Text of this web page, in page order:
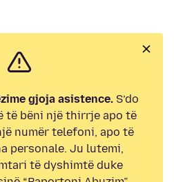
gjoja asistence.S’do
të bëni një thirrje apo të
numër telefoni, apo të
personale. Ju lutemi,
të dyshimtë duke